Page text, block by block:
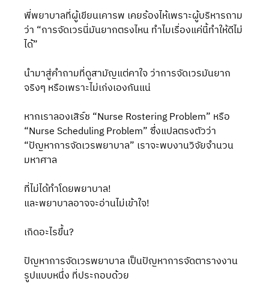
พี่พยาบาลที่ผู้เขียนเคารพ เคยร้องไห้เพราะผู้บริหารถาม
ว่า “การจัดเวรนี่มันยากตรงไหน ทำไมเรื่องแค่นี้ทำให้ดีไม่
ได้”
นำมาสู่คำถามที่ดูสามัญแต่คาใจ ว่าการจัดเวรมันยาก
จริงๆ หรือเพราะไม่เก่งเองกันแน่
หากเราลองเสิร์ช “Nurse Rostering Problem” หรือ
“Nurse Scheduling Problem” ซึ่งแปลตรงตัวว่า
“ปัญหาการจัดเวรพยาบาล” เราจะพบงานวิจัยจำนวน
มหาศาล
ที่ไม่ได้ทำโดยพยาบาล!
และพยาบาลอาจจะอ่านไม่เข้าใจ!
เกิดอะไรขึ้น?
ปัญหาการจัดเวรพยาบาล เป็นปัญหาการจัดตารางงาน
รูปแบบหนึ่ง ที่ประกอบด้วย